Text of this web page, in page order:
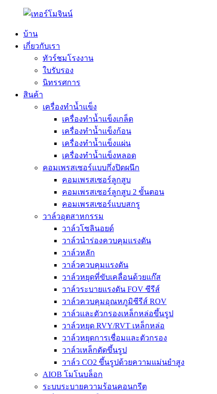
บ้าน
เกี่ยวกับเรา
ทัวร์ชมโรงงาน
ใบรับรอง
นิทรรศการ
สินค้า
เครื่องทำน้ำแข็ง
เครื่องทำน้ำแข็งเกล็ด
เครื่องทำน้ำแข็งก้อน
เครื่องทำน้ำแข็งแผ่น
เครื่องทำน้ำแข็งหลอด
คอมเพรสเซอร์แบบกึ่งปิดผนึก
คอมเพรสเซอร์ลูกสูบ
คอมเพรสเซอร์ลูกสูบ 2 ขั้นตอน
คอมเพรสเซอร์แบบสกรู
วาล์วอุตสาหกรรม
วาล์วโซลินอยด์
วาล์วนำร่องควบคุมแรงดัน
วาล์วหลัก
วาล์วควบคุมแรงดัน
วาล์วหยุดที่ขับเคลื่อนด้วยแก๊ส
วาล์วระบายแรงดัน FOV ซีรีส์
วาล์วควบคุมอุณหภูมิซีรีส์ ROV
วาล์วและตัวกรองเหล็กหล่อขึ้นรูป
วาล์วหยุด RVY/RVT เหล็กหล่อ
วาล์วหยุดการเชื่อมและตัวกรอง
วาล์วเหล็กดัดขึ้นรูป
วาล์ว CO2 ขึ้นรูปด้วยความแม่นยำสูง
AIOB โมโนบล็อก
ระบบระบายความร้อนคอนกรีต